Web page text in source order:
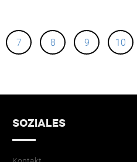
7 8 9 10
SOZIALES